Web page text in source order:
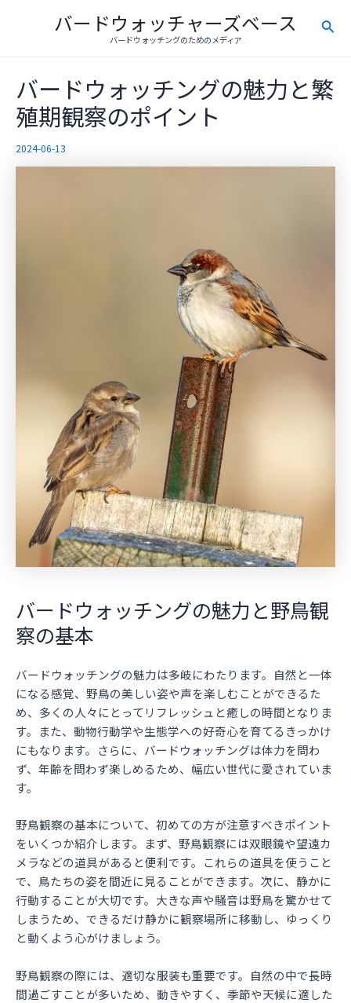
バードウォッチャーズベース
バードウォッチングのためのメディア
検
バードウォッチングの魅力と繁
殖期観察のポイント
2024-06-13
バードウォッチングの魅力と野鳥観
察の基本
バードウォッチングの魅力は多岐にわたります。自然と一体
になる感覚、野鳥の美しい姿や声を楽しむことができるた
め、多くの人々にとってリフレッシュと癒しの時間となりま
す。また、動物行動学や生態学への好奇心を育てるきっかけ
にもなります。さらに、バードウォッチングは体力を問わ
ず、年齢を問わず楽しめるため、幅広い世代に愛されていま
す。
野鳥観察の基本について、初めての方が注意すべきポイント
をいくつか紹介します。まず、野鳥観察には双眼鏡や望遠カ
メラなどの道具があると便利です。これらの道具を使うこと
で、鳥たちの姿を間近に見ることができます。次に、静かに
行動することが大切です。大きな声や騒音は野鳥を驚かせて
しまうため、できるだけ静かに観察場所に移動し、ゆっくり
と動くよう心がけましょう。
野鳥観察の際には、適切な服装も重要です。自然の中で長時
間過ごすことが多いため、動きやすく、季節や天候に適した